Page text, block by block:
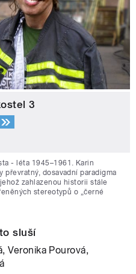
3
- léta 1945–1961. Karin
převratný, dosavadní paradigma
zahlazenou historii stále
stereotypů o „černé
sluší
Veronika Pourová,